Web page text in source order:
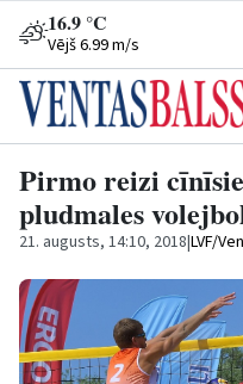
16.9 °C
Vējš 6.99 m/s
Pirmo reizi
pludmales
21. augusts, 14:10, 2018|LVF/